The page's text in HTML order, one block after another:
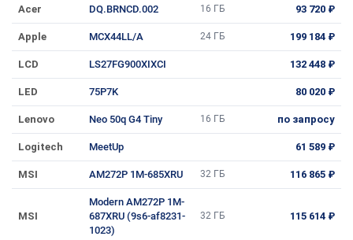
Acer DQ.BRNCD.002 16 ГБ 93 720 ₽
Apple MCX44LL/A 24 ГБ 199 184 ₽
LCD LS27FG900XIXCI 132 448 ₽
LED 75P7K 80 020 ₽
Lenovo Neo 50q G4 Tiny 16 ГБ по запросу
Logitech MeetUp 61 589 ₽
MSI AM272P 1M-685XRU 32 ГБ 116 865 ₽
MSI
Modern AM272P 1M-
687XRU (9s6-af8231-
1023)
32 ГБ 115 614 ₽